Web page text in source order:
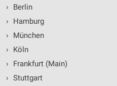
›
Berlin
›
Hamburg
›
München
›
Köln
›
Frankfurt (Main)
› Stuttgart